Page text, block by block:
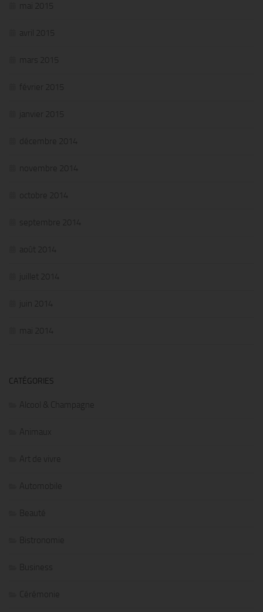
mai 2015
avril 2015
mars 2015
février 2015
janvier 2015
décembre 2014
novembre 2014
octobre 2014
septembre 2014
août 2014
juillet 2014
juin 2014
mai 2014
CATÉGORIES
Alcool & Champagne
Animaux
Art de vivre
Automobile
Beauté
Bistronomie
Business
Cérémonie